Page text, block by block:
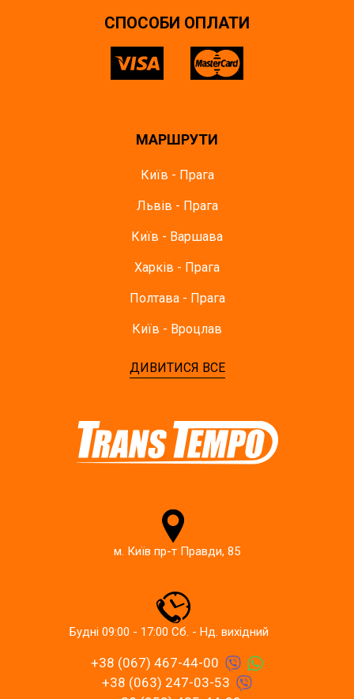
СПОСОБИ ОПЛАТИ
МАРШРУТИ
Київ - Прага
Львів - Прага
Київ - Варшава
Харків - Прага
Полтава - Прага
Київ - Вроцлав
ДИВИТИСЯ ВСЕ
м. Київ пр-т Правди, 85
Будні 09:00 - 17:00 Сб. - Нд. вихідний
+38 (067) 467-44-00
+38 (063) 247-03-53